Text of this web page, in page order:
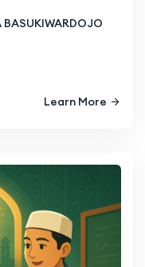
Learn More